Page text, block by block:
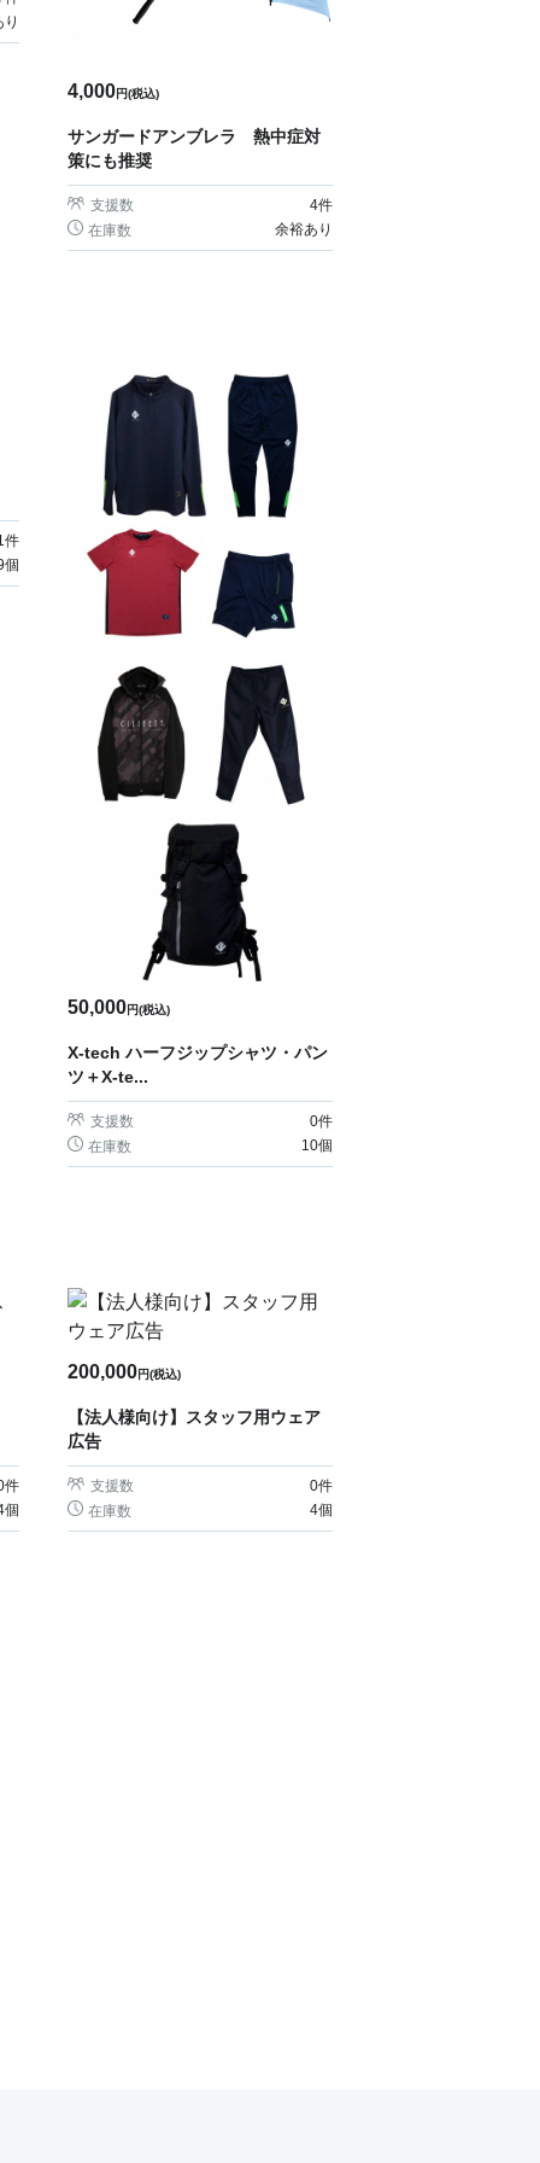
4,000円(税込)
サンガードアンブレラ 熱中症対
策にも推奨
支援数 4件
在庫数
余裕あり
件
個
50,000円(税込)
X-tech ハーフジップシャツ・パン
ツ＋X-te...
支援数 0件
在庫数
10個
件
個
200,000円(税込)
【法人様向け】スタッフ用ウェア
広告
支援数 0件
在庫数
4個